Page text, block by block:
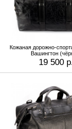
Кожаная дорожно-
Вашингтон
19 500